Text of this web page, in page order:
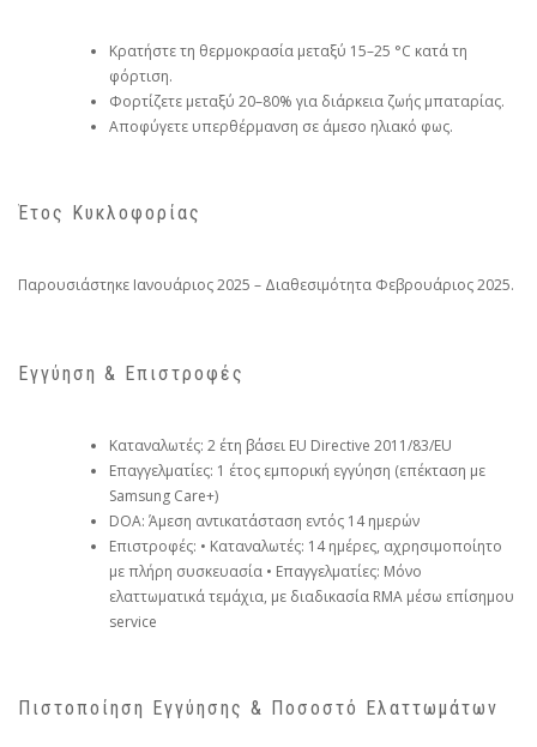
Κρατήστε τη θερμοκρασία μεταξύ 15–25 °C κατά τη
φόρτιση.
Φορτίζετε μεταξύ 20–80% για διάρκεια ζωής μπαταρίας.
Αποφύγετε υπερθέρμανση σε άμεσο ηλιακό φως.
Έτος Κυκλοφορίας
Παρουσιάστηκε Ιανουάριος 2025 – Διαθεσιμότητα Φεβρουάριος 2025.
Εγγύηση & Επιστροφές
Καταναλωτές: 2 έτη βάσει EU Directive 2011/83/EU
Επαγγελματίες: 1 έτος εμπορική εγγύηση (επέκταση με
Samsung Care+)
DOA: Άμεση αντικατάσταση εντός 14 ημερών
Επιστροφές: • Καταναλωτές: 14 ημέρες, αχρησιμοποίητο
με πλήρη συσκευασία • Επαγγελματίες: Μόνο
ελαττωματικά τεμάχια, με διαδικασία RMA μέσω επίσημου
service
Πιστοποίηση Εγγύησης & Ποσοστό Ελαττωμάτων